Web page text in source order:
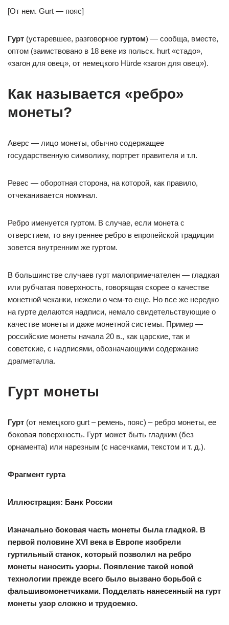
[От нем. Gurt — пояс]
Гурт (устаревшее, разговорное гуртом) — сообща, вместе,
оптом (заимствовано в 18 веке из польск. hurt «стадо»,
«загон для овец», от немецкого Hürde «загон для овец»).
Как называется «ребро»
монеты?
Аверс — лицо монеты, обычно содержащее
государственную символику, портрет правителя и т.п.
Ревес — оборотная сторона, на которой, как правило,
отчеканивается номинал.
Ребро именуется гуртом. В случае, если монета с
отверстием, то внутреннее ребро в епропейской традиции
зовется внутренним же гуртом.
В большинстве случаев гурт малопримечателен — гладкая
или рубчатая поверхность, говорящая скорее о качестве
монетной чеканки, нежели о чем-то еще. Но все же нередко
на гурте делаются надписи, немало свидетельствующие о
качестве монеты и даже монетной системы. Пример —
российские монеты начала 20 в., как царские, так и
советские, с надписями, обозначающими содержание
драгметалла.
Гурт монеты
Гурт (от немецкого gurt – ремень, пояс) – ребро монеты, ее
боковая поверхность. Гурт может быть гладким (без
орнамента) или нарезным (с насечками, текстом и т. д.).
Фрагмент гурта
Иллюстрация: Банк России
Изначально боковая часть монеты была гладкой. В
первой половине XVI века в Европе изобрели
гуртильный станок, который позволил на ребро
монеты наносить узоры. Появление такой новой
технологии прежде всего было вызвано борьбой с
фальшивомонетчиками. Подделать нанесенный на гурт
монеты узор сложно и трудоемко.